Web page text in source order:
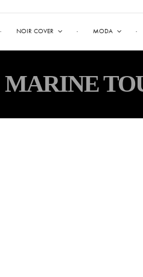
NOIR COVER MODA
MARINE